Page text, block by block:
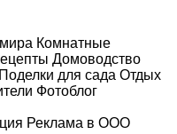
Комнатные
Домоводство
Поделки для сада Отдых
Фотоблог
Реклама в ООО